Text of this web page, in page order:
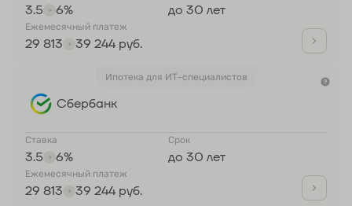
3.5 6% до 30 лет
Ежемесячный платеж
29 813 39 244 руб.
Ипотека для ИТ-специалистов
Сбербанк
Ставка
3.5 6%
Срок
до 30 лет
Ежемесячный платеж
29 813 39 244 руб.